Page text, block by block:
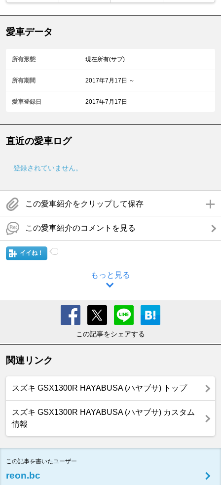
愛車データ
所有形態 現在所有(サブ)
所有期間 2017年7月17日 ～
愛車登録日 2017年7月17日
直近の愛車ログ
登録されていません。
この愛車紹介をクリップして保存
この愛車紹介のコメントを見る
イイね！
もっと見る
この記事をシェアする
関連リンク
スズキ GSX1300R HAYABUSA (ハヤブサ) トップ
スズキ GSX1300R HAYABUSA (ハヤブサ) カスタム
情報
この記事を書いたユーザー
reon.bc